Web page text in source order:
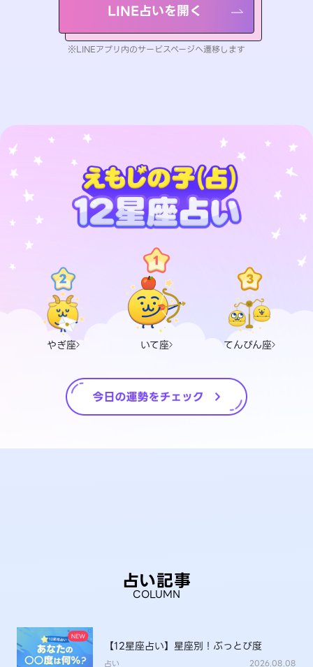
LINE占いを開く
※LINEアプリ内のサービスページへ遷移します
やぎ座 いて座 てんびん座
占い記事
COLUMN
【12星座占い】星座別！ぶっとび度
占い 2026.08.08